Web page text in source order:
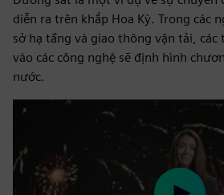
diễn ra trên khắp Hoa Kỳ. Trong các
sở hạ tầng và giao thông vận tải,
vào các công nghệ sẽ định hình
nước.